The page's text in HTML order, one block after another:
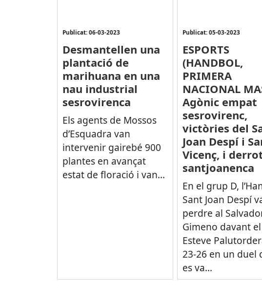
Publicat: 06-03-2023
Desmantellen una
plantació de
marihuana en una
nau industrial
sesrovirenca
Els agents de Mossos
d’Esquadra van
intervenir gairebé 900
plantes en avançat
estat de floració i van...
Publicat: 05-03-2023
ESPORTS
(HANDBOL,
PRIMERA
NACIONAL
Agònic empat
sesrovirenc,
victòries del
Joan Despí i
Vicenç, i
santjoanenca
En el grup D,
Sant Joan Despí
perdre al
Gimeno davant
Esteve
23-26 en un duel
es va...